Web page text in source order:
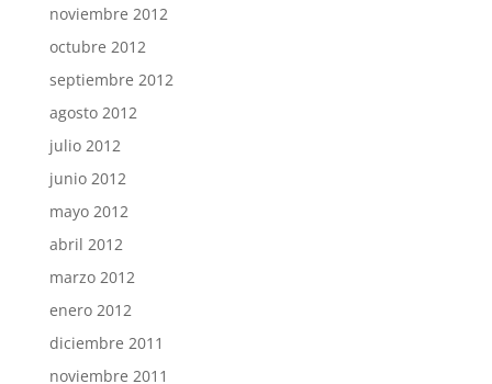
noviembre 2012
octubre 2012
septiembre 2012
agosto 2012
julio 2012
junio 2012
mayo 2012
abril 2012
marzo 2012
enero 2012
diciembre 2011
noviembre 2011